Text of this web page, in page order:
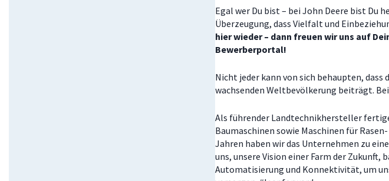
Egal wer Du bist – bei John Deere bist Du
Überzeugung, dass Vielfalt und
hier wieder – dann freuen wir uns auf
Bewerberportal!
Nicht jeder kann von sich behaupten,
wachsenden Weltbevölkerung beiträgt.
Als führender Landtechnikhersteller
Baumaschinen sowie Maschinen für
Jahren haben wir das Unternehmen zu
uns, unsere Vision einer Farm der
Automatisierung und Konnektivität, um